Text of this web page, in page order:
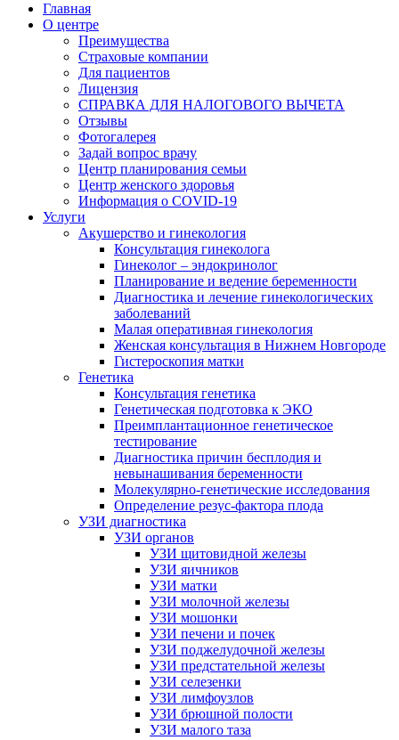
Главная
О центре
Преимущества
Страховые компании
Для пациентов
Лицензия
СПРАВКА ДЛЯ НАЛОГОВОГО ВЫЧЕТА
Отзывы
Фотогалерея
Задай вопрос врачу
Центр планирования семьи
Центр женского здоровья
Информация о COVID-19
Услуги
Акушерство и гинекология
Консультация гинеколога
Гинеколог – эндокринолог
Планирование и ведение беременности
Диагностика и лечение гинекологических
заболеваний
Малая оперативная гинекология
Женская консультация в Нижнем Новгороде
Гистероскопия матки
Генетика
Консультация генетика
Генетическая подготовка к ЭКО
Преимплантационное генетическое
тестирование
Диагностика причин бесплодия и
невынашивания беременности
Молекулярно-генетические исследования
Определение резус-фактора плода
УЗИ диагностика
УЗИ органов
УЗИ щитовидной железы
УЗИ яичников
УЗИ матки
УЗИ молочной железы
УЗИ мошонки
УЗИ печени и почек
УЗИ поджелудочной железы
УЗИ предстательной железы
УЗИ селезенки
УЗИ лимфоузлов
УЗИ брюшной полости
УЗИ малого таза